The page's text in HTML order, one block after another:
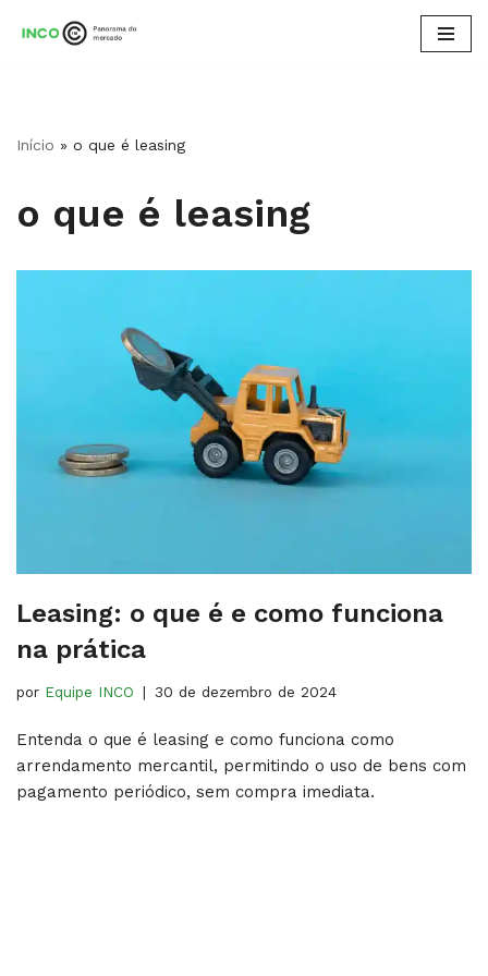
conteúdo
Início » o que é leasing
o que é leasing
Leasing: o que é e como funciona
na prática
por Equipe INCO 30 de dezembro de 2024
Entenda o que é leasing e como funciona como
arrendamento mercantil, permitindo o uso de bens com
pagamento periódico, sem compra imediata.